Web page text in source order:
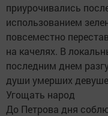
приурочивались
использованием
повсеместно
на качелях. В
последним днем
души умерших
Угощать народ
До Петрова дня